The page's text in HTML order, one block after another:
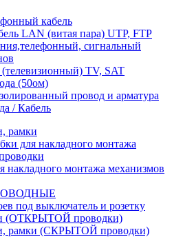
кабель
LAN (витая пара) UTP, FTP
сигнальный
TV, SAT
(50ом)
провод и арматура
/ Кабель
рамки
для накладного монтажа
накладного монтажа механизмов
под выключатель и розетку
(ОТКРЫТОЙ проводки)
рамки (СКРЫТОЙ проводки)